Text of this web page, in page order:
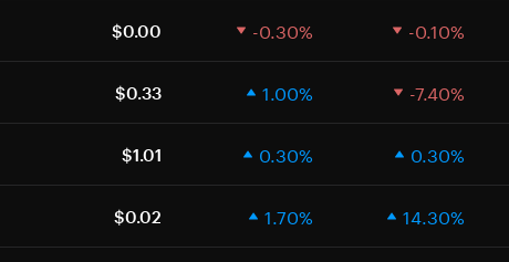
$0.00 -0.30% -0.10%
$0.33 1.00% -7.40%
$1.01 0.30% 0.30%
$0.02 1.70% 14.30%